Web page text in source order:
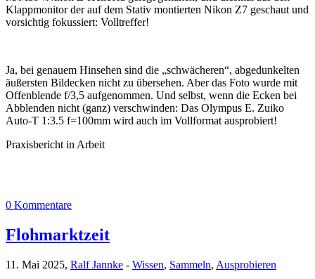
Klappmonitor der auf dem Stativ montierten Nikon Z7 geschaut und
vorsichtig fokussiert: Volltreffer!
Ja, bei genauem Hinsehen sind die „schwächeren“, abgedunkelten
äußersten Bildecken nicht zu übersehen. Aber das Foto wurde mit
Offenblende f/3,5 aufgenommen. Und selbst, wenn die Ecken bei
Abblenden nicht (ganz) verschwinden: Das Olympus E. Zuiko
Auto-T 1:3.5 f=100mm wird auch im Vollformat ausprobiert!
Praxisbericht in Arbeit
0 Kommentare
Flohmarktzeit
11. Mai 2025, Ralf Jannke - Wissen, Sammeln, Ausprobieren